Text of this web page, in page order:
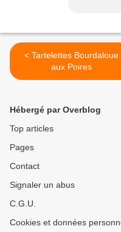
< Tartelettes Bourdaloue
aux Poires
Hébergé par Overblog
Top articles
Pages
Contact
Signaler un abus
C.G.U.
Cookies et données